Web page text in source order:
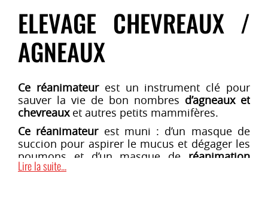
ELEVAGE CHEVREAUX /
AGNEAUX
Ce réanimateurest un instrument clé pour
sauver la vie de bon nombres d’agneaux et
chevreauxet autres petits mammifères.
Ce réanimateur est muni : d’un masque de
succion pour aspirer le mucus et dégager les
poumons et d’un masque de réanimation
pour insuffler de l’air dans les poumons.
Lire la suite...